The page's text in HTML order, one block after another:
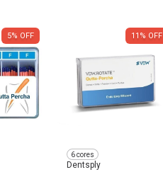
5% OFF 11 % OFF
6 cores
Dentsply